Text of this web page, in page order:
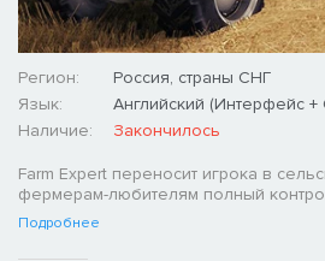
Регион:
Россия, страны СНГ
Язык:
Английский (Интерфейс +
Наличие:
Закончилось
Farm Expert переносит игрока в
фермерам-любителям полный
Подробнее